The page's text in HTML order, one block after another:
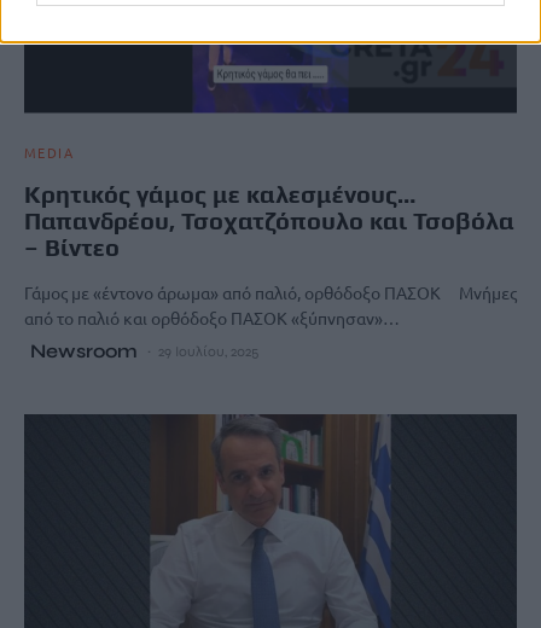
MEDIA
Κρητικός γάμος με καλεσμένους…
Παπανδρέου, Τσοχατζόπουλο και Τσοβόλα
– Βίντεο
Γάμος με «έντονο άρωμα» από παλιό, ορθόδοξο ΠΑΣΟΚ Μνήμες
από το παλιό και ορθόδοξο ΠΑΣΟΚ «ξύπνησαν»…
Newsroom 29 Ιουλίου, 2025